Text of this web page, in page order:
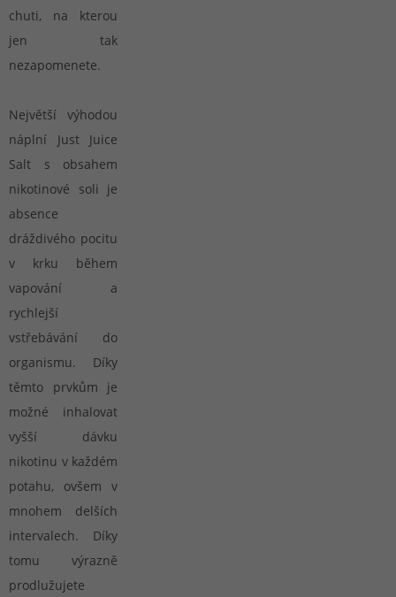
chuti, na kterou
jen tak
nezapomenete.
Největší výhodou
náplní Just Juice
Salt s obsahem
nikotinové soli je
absence
dráždivého pocitu
v krku během
vapování a
rychlejší
vstřebávání do
organismu. Díky
těmto prvkům je
možné inhalovat
vyšší dávku
nikotinu v každém
potahu, ovšem v
mnohem delších
intervalech. Díky
tomu výrazně
prodlužujete